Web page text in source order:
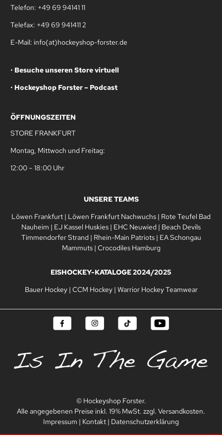
Telefon: +49 69 94141 11
Telefax: +49 69 941411 2
E-Mail: info(at)hockeyshop-forster.de
• Besuche unseren Store virtuell
• Hockeyshop Forster – Podcast
ÖFFNUNGSZEITEN
STORE FRANKFURT
Montag, Mittwoch und Freitag:
12:00 – 18:00 Uhr
UNSERE TEAMS
Löwen Frankfurt | Löwen Frankfurt Nachwuchs | Rote Teufel Bad
Nauheim | EJ Kassel Huskies | EHC Neuwied | Beach Devils
Timmendorfer Strand | Rhein-Main Patriots| EA Schongau
Mammuts| Crocodiles Hamburg
EISHOCKEY-KATALOGE 2024/2025
Bauer Hockey| CCM Hockey| Warrior Hockey Teamwear
© Hockeyshop Forster.
Alle angegebenen Preise inkl. 19% MwSt. zzgl. Versandkosten.
Impressum | Kontakt | Datenschutzerklärung